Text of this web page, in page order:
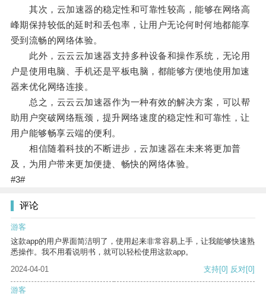
其次，云加速器的稳定性和可靠性较高，能够在网络高
峰期保持较低的延时和丢包率，让用户无论何时何地都能享
受到流畅的网络体验。
此外，云云云加速器支持多种设备和操作系统，无论用
户是使用电脑、手机还是平板电脑，都能够方便地使用加速
器来优化网络连接。
总之，云云云加速器作为一种有效的解决方案，可以帮
助用户突破网络瓶颈，提升网络速度的稳定性和可靠性，让
用户能够畅享云端的便利。
相信随着科技的不断进步，云加速器在未来将更加普
及，为用户带来更加便捷、畅快的网络体验。
#3#
评论
游客
这款app的用户界面简洁明了，使用起来非常容易上手，让我能够快速熟
悉操作。我不用看说明书，就可以轻松使用这款app。
2024-04-01
支持[0] 反对[0]
游客